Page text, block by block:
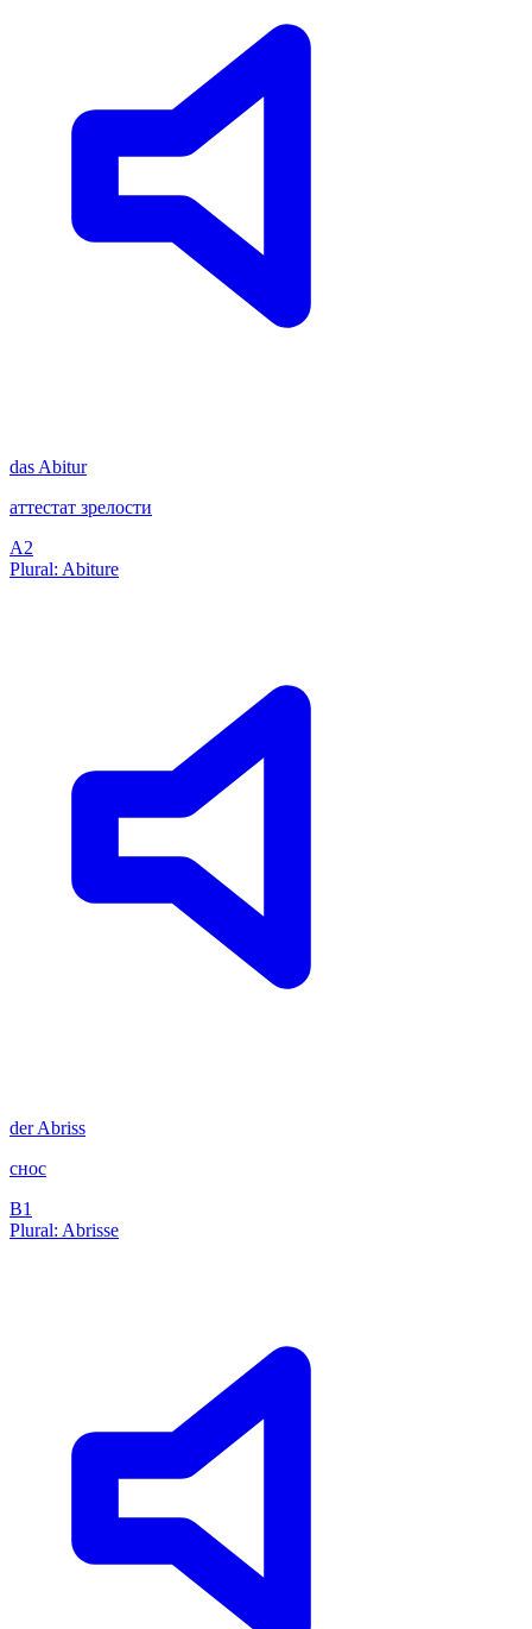
das Abitur
аттестат зрелости
A2
Plural: Abiture
derAbriss
снос
B1
Plural: Abrisse